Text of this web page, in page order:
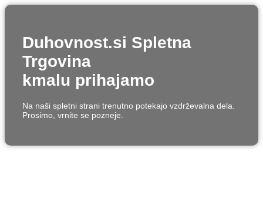
Duhovnost.si Spletna
Trgovina
kmalu prihajamo
Na naši spletni strani trenutno potekajo vzdrževalna dela.
Prosimo, vrnite se pozneje.